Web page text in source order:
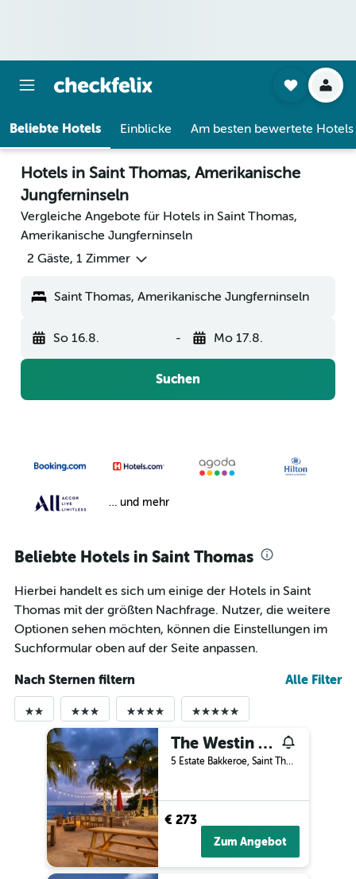
Beliebte Hotels Einblicke Am besten bewertete Hotels
Hotels in Saint Thomas, Amerikanische
Jungferninseln
Vergleiche Angebote für Hotels in Saint Thomas,
Amerikanische Jungferninseln
2 Gäste, 1 Zimmer
Saint Thomas, Amerikanische Jungferninseln
So 16.8. - Mo 17.8.
Suchen
… und mehr
Beliebte Hotels in Saint Thomas
Hierbei handelt es sich um einige der Hotels in Saint
Thomas mit der größten Nachfrage. Nutzer, die weitere
Optionen sehen möchten, können die Einstellungen im
Suchformular oben auf der Seite anpassen.
Nach Sternen filtern Alle Filter
The Westin Beach Resort & Spa at Frenchman's Reef
5 Estate Bakkeroe, Saint Thomas, Amerikanische Jungferninseln
€ 273
Zum Angebot